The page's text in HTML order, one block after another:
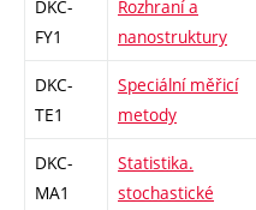
DKC-
FY1
Rozhraní a
nanostruktury
DKC-
TE1
Speciální měřicí
metody
DKC-
MA1
Statistika.
stochastické